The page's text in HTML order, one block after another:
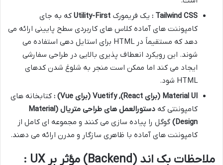
Tailwind CSS
: یک فریمورک Utility-First که به جای
کامپوننت های آماده کلاس های کاربردی سطح پایینی ارائه می
دهد که مستقیماً در HTML برای استایل دهی استفاده می
شوند. این رویکرد انعطاف پذیری بالایی در طراحی سفارشی
ایجاد می کند اما ممکن است منجر به شلوغ شدن کدهای
HTML شود.
Material UI ( برای برای : کتابخانه های
کامپوننتی که دستورالعمل های طراحی متریال (Material
Design) گوگل را پیاده سازی می کنند و مجموعه ای کامل از
کامپوننت های آماده با ظاهری سازگار و مدرن ارائه می دهند.
ملاحظات بک اند (Backend) مؤثر بر UX :